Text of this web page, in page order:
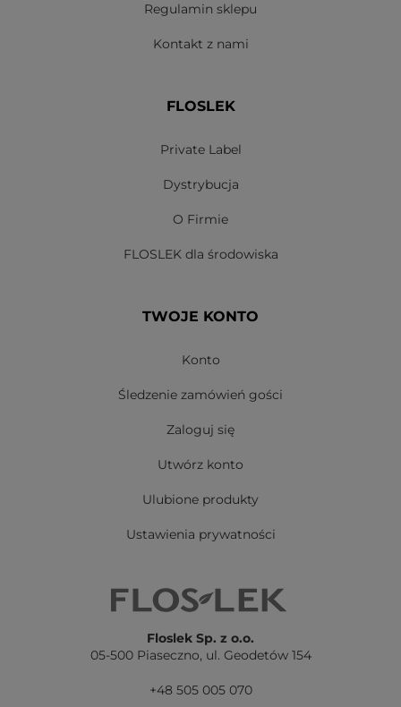
Regulamin sklepu
Kontakt z nami
FLOSLEK
Private Label
Dystrybucja
O Firmie
FLOSLEK dla środowiska
TWOJE KONTO
Konto
Śledzenie zamówień gości
Zaloguj się
Utwórz konto
Ulubione produkty
Ustawienia prywatności
Floslek Sp. z o.o.
05-500 Piaseczno, ul. Geodetów 154
+48 505 005 070